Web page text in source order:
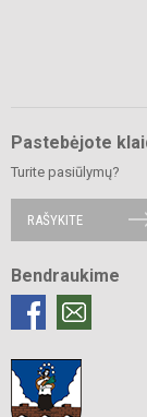
Pastebėjote
Turite pasiūlymų?
RAŠYKITE
Bendraukime